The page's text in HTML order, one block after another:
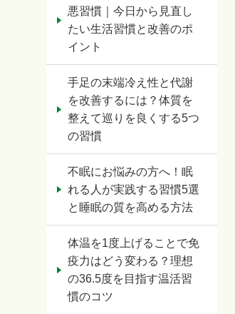
悪習慣｜今日から見直し
たい生活習慣と改善のポ
イント
手足の末端冷え性と代謝
を改善するには？体質を
整えて巡りを良くする5つ
の習慣
不眠にお悩みの方へ！眠
れる人が実践する習慣5選
と睡眠の質を高める方法
体温を1度上げることで免
疫力はどう変わる？理想
の36.5度を目指す温活習
慣のコツ